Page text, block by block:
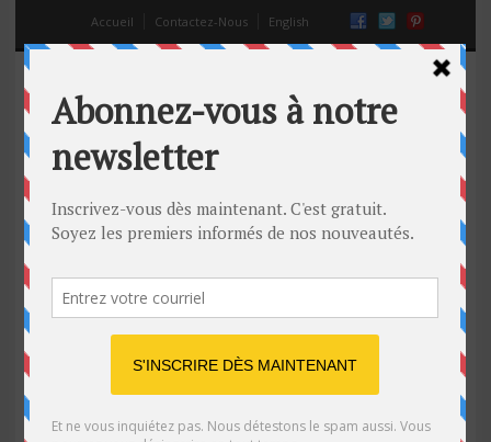
Accueil Contactez-Nous English
mauvais